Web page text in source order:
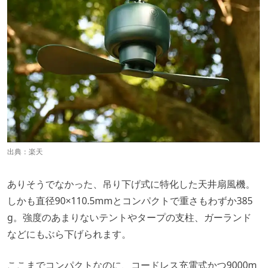
出典： 楽天
ありそうでなかった、吊り下げ式に特化した天井扇風機。
しかも直径90×110.5mmとコンパクトで重さもわずか385
g。強度のあまりないテントやタープの支柱、ガーランド
などにもぶら下げられます。
ここまでコンパクトなのに、コードレス充電式かつ9000m